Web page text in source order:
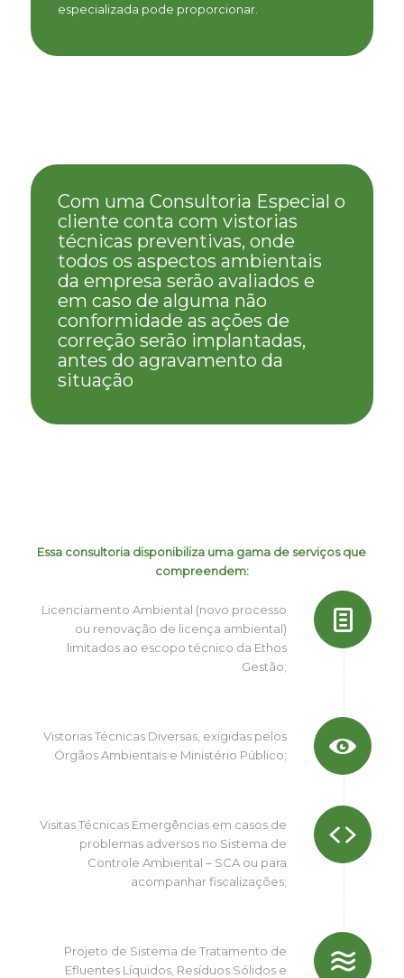
especializada pode proporcionar.
Com uma Consultoria Especial o
cliente conta com vistorias
técnicas preventivas, onde
todos os aspectos ambientais
da empresa serão avaliados e
em caso de alguma não
conformidade as ações de
correção serão implantadas,
antes do agravamento da
situação
Essa consultoria disponibiliza uma gama de serviços que
compreendem:
Licenciamento Ambiental (novo processo
ou renovação de licença ambiental)
limitados ao escopo técnico da Ethos
Gestão;
Vistorias Técnicas Diversas, exigidas pelos
Órgãos Ambientais e Ministério Público;
Visitas Técnicas Emergências em casos de
problemas adversos no Sistema de
Controle Ambiental – SCA ou para
acompanhar fiscalizações;
Projeto de Sistema de Tratamento de
Efluentes Líquidos, Resíduos Sólidos e